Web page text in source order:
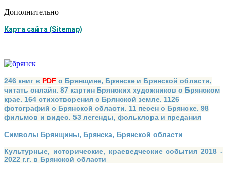
Дополнительно
Карта сайта (Sitemap)
246 книг в PDF о Брянщине, Брянске и Брянской области,
читать онлайн. 87 картин Брянских художников о Брянском
крае. 164 стихотворения о Брянской земле. 1126
фотографий о Брянской области. 11 песен о Брянске. 98
фильмов и видео. 53 легенды, фольклора и предания
Символы Брянщины, Брянска, Брянской области
Культурные, исторические, краеведческие события 2018 -
2022 г.г. в Брянской области